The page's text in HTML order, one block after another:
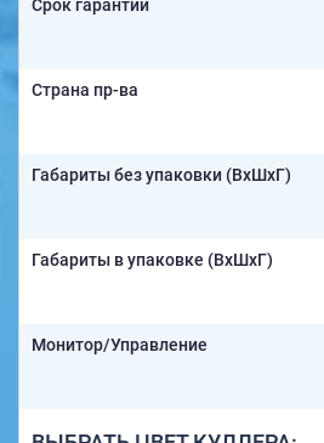
Срок гарантии
Страна пр-ва
Габариты без упаковки (ВxШxГ)
Габариты в упаковке (ВxШxГ)
Монитор/Управление